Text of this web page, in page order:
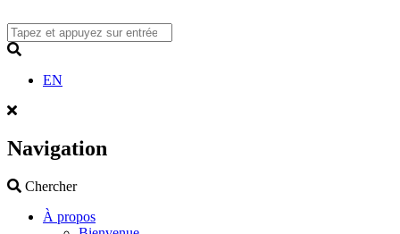
to
content
EN
Navigation
ChercherSearch
À propos